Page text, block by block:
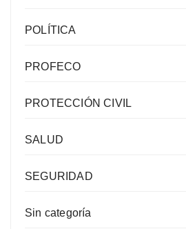
POLÍTICA
PROFECO
PROTECCIÓN CIVIL
SALUD
SEGURIDAD
Sin categoría